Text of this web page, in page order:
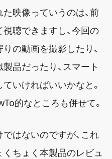
映像っていうのは、前
聴できますし、今回の
の動画を撮影したり、
品だったり、スマート
いければいいかなと。
的なところも併せて。
はないのですが、これ
ちょく本製品のレビュ